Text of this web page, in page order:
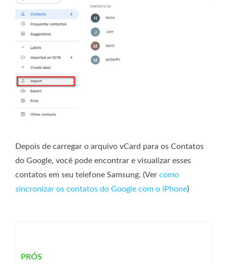
Depois de carregar o arquivo vCard para os Contatos
do Google, você pode encontrar e visualizar esses
contatos em seu telefone Samsung. (Ver como
sincronizar os contatos do Google com o iPhone)
PRÓS